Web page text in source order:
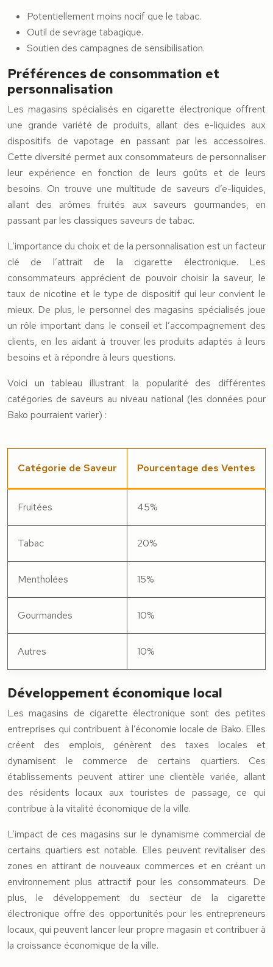
Potentiellement moins nocif que le tabac.
Outil de sevrage tabagique.
Soutien des campagnes de sensibilisation.
Préférences de consommation et
personnalisation
Les magasins spécialisés en cigarette électronique offrent
une grande variété de produits, allant des e-liquides aux
dispositifs de vapotage en passant par les accessoires.
Cette diversité permet aux consommateurs de personnaliser
leur expérience en fonction de leurs goûts et de leurs
besoins. On trouve une multitude de saveurs d’e-liquides,
allant des arômes fruités aux saveurs gourmandes, en
passant par les classiques saveurs de tabac.
L’importance du choix et de la personnalisation est un facteur
clé de l’attrait de la cigarette électronique. Les
consommateurs apprécient de pouvoir choisir la saveur, le
taux de nicotine et le type de dispositif qui leur convient le
mieux. De plus, le personnel des magasins spécialisés joue
un rôle important dans le conseil et l’accompagnement des
clients, en les aidant à trouver les produits adaptés à leurs
besoins et à répondre à leurs questions.
Voici un tableau illustrant la popularité des différentes
catégories de saveurs au niveau national (les données pour
Bako pourraient varier) :
Catégorie de Saveur Pourcentage des Ventes
Fruitées 45%
Tabac 20%
Mentholées 15%
Gourmandes 10%
Autres 10%
Développement économique local
Les magasins de cigarette électronique sont des petites
entreprises qui contribuent à l’économie locale de Bako. Elles
créent des emplois, génèrent des taxes locales et
dynamisent le commerce de certains quartiers. Ces
établissements peuvent attirer une clientèle variée, allant
des résidents locaux aux touristes de passage, ce qui
contribue à la vitalité économique de la ville.
L’impact de ces magasins sur le dynamisme commercial de
certains quartiers est notable. Elles peuvent revitaliser des
zones en attirant de nouveaux commerces et en créant un
environnement plus attractif pour les consommateurs. De
plus, le développement du secteur de la cigarette
électronique offre des opportunités pour les entrepreneurs
locaux, qui peuvent lancer leur propre magasin et contribuer à
la croissance économique de la ville.